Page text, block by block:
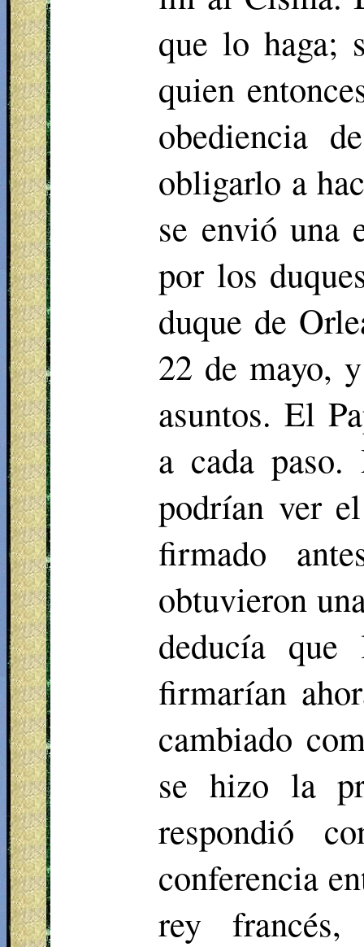
que lo haga;
quien
obediencia
obligarlo a
se envió una
por los
duque de
22 de mayo,
asuntos. El
a cada
podrían ver
firmado
obtuvieron
deducía
firmarían
cambiado
se hizo la
respondió
conferencia
rey